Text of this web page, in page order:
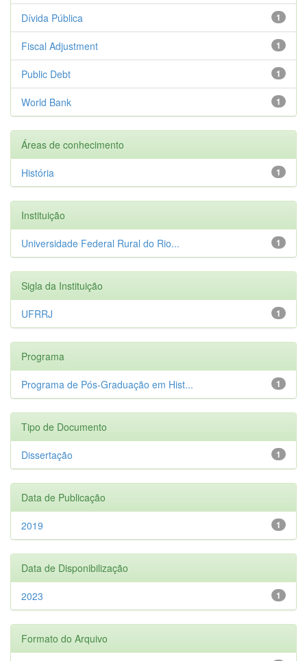
1
Dívida Pública
1
Fiscal Adjustment
1
Public Debt
1
World Bank
Áreas de conhecimento
1
História
Instituição
1
Universidade Federal Rural do Rio...
Sigla da Instituição
1
UFRRJ
Programa
1
Programa de Pós-Graduação em Hist...
Tipo de Documento
1
Dissertação
Data de Publicação
1
2019
Data de Disponibilização
1
2023
Formato do Arquivo